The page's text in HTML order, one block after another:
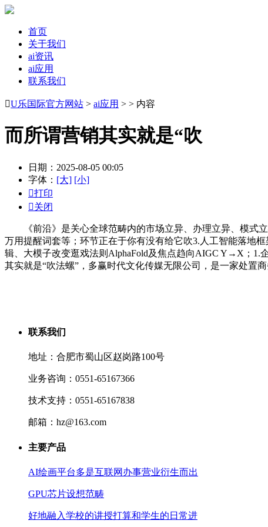
首页
关于我们
ai资讯
ai应用
联系我们
U乐国际官方网站 > ai应用 > > 内容
而所谓营销其实就是“吹
日期：2025-08-05 00:05
字体： [大] [小]
打印
关闭
《前沿》是关心全球范畴内的市场立异、办理立异、模式立
万用提醒词套等；环节正在于你有没有给它吹3.人工智能落地
辑、大模子改变逛戏法则AlphaFold及焦点趋向AIGC Y→X；1.
其实就是“吹法螺”，多赢时代文化传媒无限公司，是一家处置
联系我们
地址：合肥市蜀山区赵岗路100号
业务咨询：0551-65167366
技术支持：0551-65167838
邮箱：hz@163.com
主要产品
AI绘画平台多是互联网办事营业衍生而出
GPU芯片设想范畴
好地融入学校的讲授打算和学生的日常进